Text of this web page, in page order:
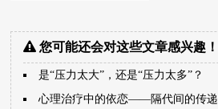
您可能还会对这些文章感兴趣！
是“压力太大”，还是“压力太多”？
心理治疗中的依恋――隔代间的传递